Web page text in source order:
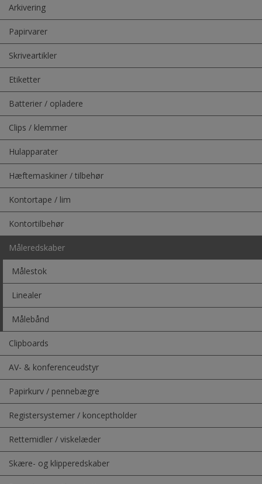
Arkivering
Papirvarer
Skriveartikler
Etiketter
Batterier / opladere
Clips / klemmer
Hulapparater
Hæftemaskiner / tilbehør
Kontortape / lim
Kontortilbehør
Måleredskaber
Målestok
Linealer
Målebånd
Clipboards
AV- & konferenceudstyr
Papirkurv / pennebægre
Registersystemer / konceptholder
Rettemidler / viskelæder
Skære- og klipperedskaber